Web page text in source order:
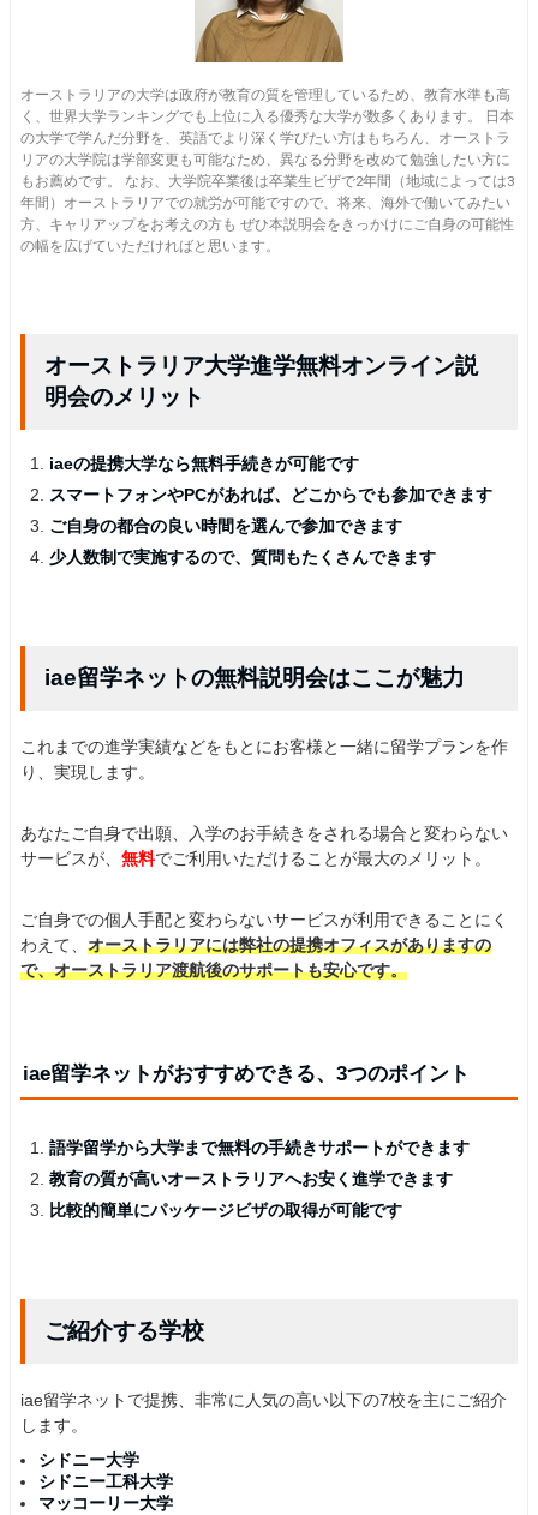
オーストラリアの大学は政府が教育の質を管理しているため、教育水準も高
く、世界大学ランキングでも上位に入る優秀な大学が数多くあります。 日本
の大学で学んだ分野を、英語でより深く学びたい方はもちろん、オーストラ
リアの大学院は学部変更も可能なため、異なる分野を改めて勉強したい方に
もお薦めです。 なお、大学院卒業後は卒業生ビザで2年間（地域によっては3
年間）オーストラリアでの就労が可能ですので、将来、海外で働いてみたい
方、キャリアップをお考えの方も ぜひ本説明会をきっかけにご自身の可能性
の幅を広げていただければと思います。
オーストラリア大学進学無料オンライン説
明会のメリット
iaeの提携大学なら無料手続きが可能です
スマートフォンやPCがあれば、どこからでも参加できます
ご自身の都合の良い時間を選んで参加できます
少人数制で実施するので、質問もたくさんできます
iae留学ネットの無料説明会はここが魅力
これまでの進学実績などをもとにお客様と一緒に留学プランを作
り、実現します。
あなたご自身で出願、入学のお手続きをされる場合と変わらない
サービスが、 無料でご利用いただけることが最大のメリット。
ご自身での個人手配と変わらないサービスが利用できることにく
わえて、 オーストラリアには弊社の提携オフィスがありますの
で、オーストラリア渡航後のサポートも安心です。
iae留学ネットがおすすめできる、3つのポイント
語学留学から大学まで無料の手続きサポートができます
教育の質が高いオーストラリアへお安く進学できます
比較的簡単にパッケージビザの取得が可能です
ご紹介する学校
iae留学ネットで提携、非常に人気の高い以下の7校を主にご紹介
します。
シドニー大学
シドニー工科大学
マッコーリー大学